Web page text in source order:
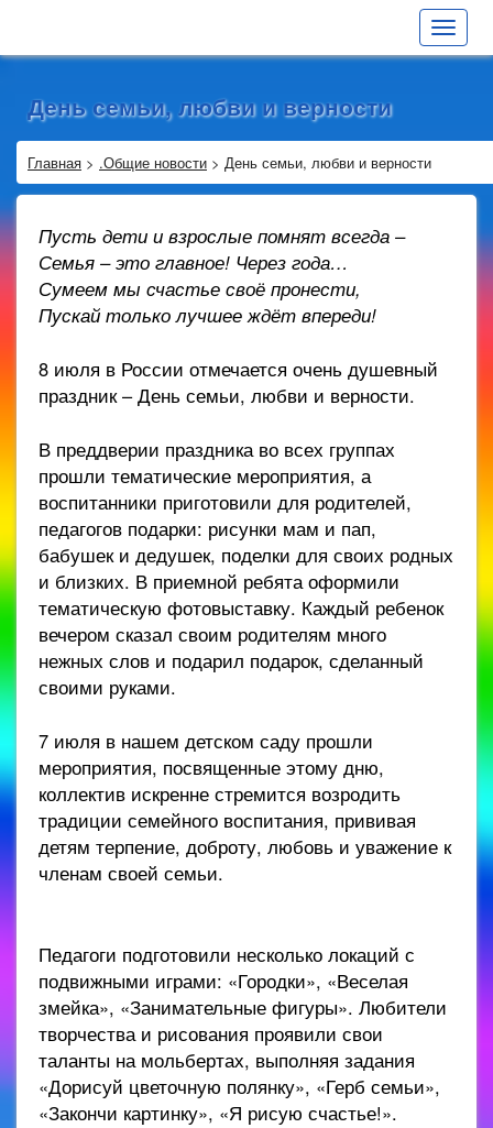
Toggle
День семьи, любви и верности
Главная > .Общие новости > День семьи, любви и верности
Пусть дети и взрослые помнят всегда –
Семья – это главное! Через года…
Сумеем мы счастье своё пронести,
Пускай только лучшее ждёт впереди!
8 июля в России отмечается очень душевный
праздник – День семьи, любви и верности.
В преддверии праздника во всех группах
прошли тематические мероприятия, а
воспитанники приготовили для родителей,
педагогов подарки: рисунки мам и пап,
бабушек и дедушек, поделки для своих родных
и близких. В приемной ребята оформили
тематическую фотовыставку. Каждый ребенок
вечером сказал своим родителям много
нежных слов и подарил подарок, сделанный
своими руками.
7 июля в нашем детском саду прошли
мероприятия, посвященные этому дню,
коллектив искренне стремится возродить
традиции семейного воспитания, прививая
детям терпение, доброту, любовь и уважение к
членам своей семьи.
Педагоги подготовили несколько локаций с
подвижными играми: «Городки», «Веселая
змейка», «Занимательные фигуры». Любители
творчества и рисования проявили свои
таланты на мольбертах, выполняя задания
«Дорисуй цветочную полянку», «Герб семьи»,
«Закончи картинку», «Я рисую счастье!».